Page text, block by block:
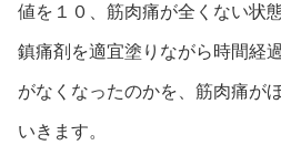
値を１０、筋肉痛が全くない状
鎮痛剤を適宜塗りながら時間経
がなくなったのかを、筋肉痛が
いきます。